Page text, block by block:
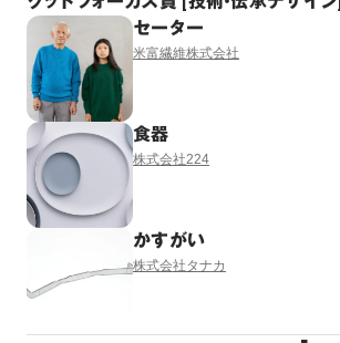
セーター
米富繊維株式会社
食器
株式会社224
かすがい
株式会社タナカ